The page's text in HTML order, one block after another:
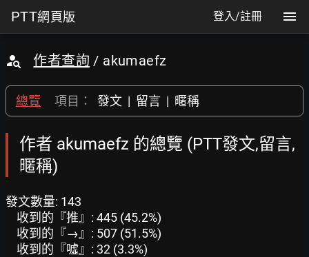
PTT網頁版 登入/註冊
作者查詢 / akumaefz
總覽 項目： 發文 | 留言 | 暱稱
作者 akumaefz 的總覽 (PTT發文,留言,
暱稱)
發文數量: 143
收到的『推』: 445 (45.2%)
收到的『→』: 507 (51.5%)
收到的『噓』: 32 (3.3%)